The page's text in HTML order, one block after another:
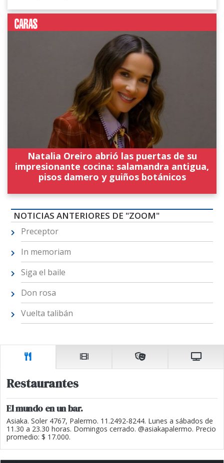
Natalia Oreiro abrió las puertas de su
impresionante cocina: salamandra antigua,
pisos damero y guiños botánicos
NOTICIAS ANTERIORES DE "ZOOM"
Preceptor
In memoriam
Siga el baile
Don rosa
Vuelta talibán
Restaurantes
El mundo en un bar.
Asiaka. Soler 4767, Palermo. 11.2492-8244. Lunes a sábados de
11.30 a 23.30 horas. Domingos cerrado. @asiakapalermo. Precio
promedio: $ 17.000.